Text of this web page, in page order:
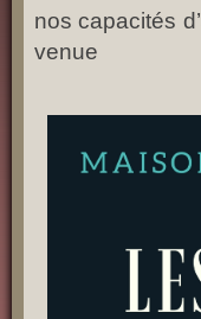
nos capacités
venue